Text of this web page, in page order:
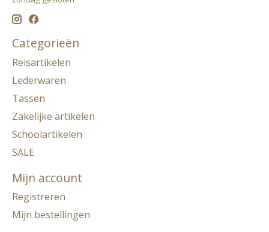
Categorieën
Reisartikelen
Lederwaren
Tassen
Zakelijke artikelen
Schoolartikelen
SALE
Mijn account
Registreren
Mijn bestellingen